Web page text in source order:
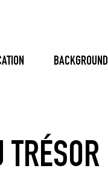
BACKGROUND
TRÉSOR